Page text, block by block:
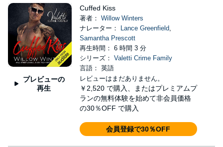
プレビューの
再生
Cuffed Kiss
著者： Willow Winters
ナレーター：
Lance Greenfield,
Samantha Prescott
再生時間： 6 時間 3 分
シリーズ： Valetti Crime Family
言語： 英語
レビューはまだありません。
￥2,520 で購入、またはプレミアムプ
ランの無料体験を始めて非会員価格
の30％OFF で購入
会員登録で30％OFF